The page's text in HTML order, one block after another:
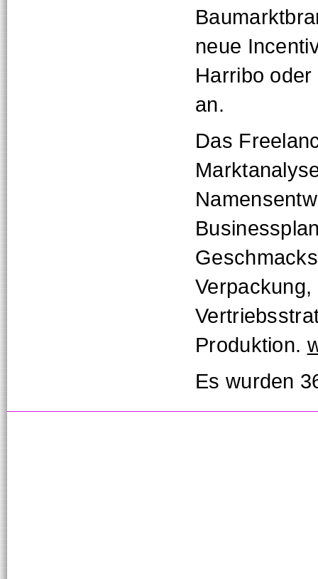
neue
Harribo
an.
Das
Produktion.
Es wurden